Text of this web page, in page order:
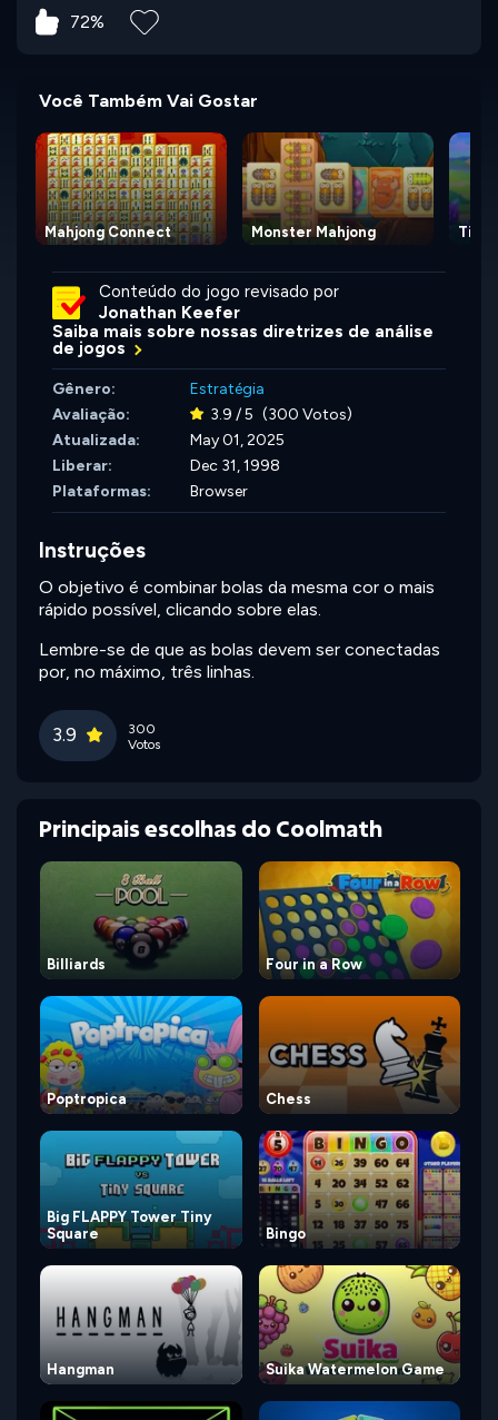
72%
Você Também Vai Gostar
Mahjong Connect Monster Mahjong Tile
Conteúdo do jogo revisado por
Jonathan Keefer
Saiba mais sobre nossas diretrizes de análise
de jogos
Gênero:
Estratégia
Avaliação:
3.9 / 5 (300 Votos)
Atualizada:
May 01, 2025
Liberar:
Dec 31, 1998
Plataformas:
Browser
Instruções
O objetivo é combinar bolas da mesma cor o mais
rápido possível, clicando sobre elas.
Lembre-se de que as bolas devem ser conectadas
por, no máximo, três linhas.
3.9
300
Votos
Principais escolhas do Coolmath
Billiards Four in a Row
Poptropica Chess
Big FLAPPY Tower Tiny
Square
Bingo
Hangman Suika Watermelon Game